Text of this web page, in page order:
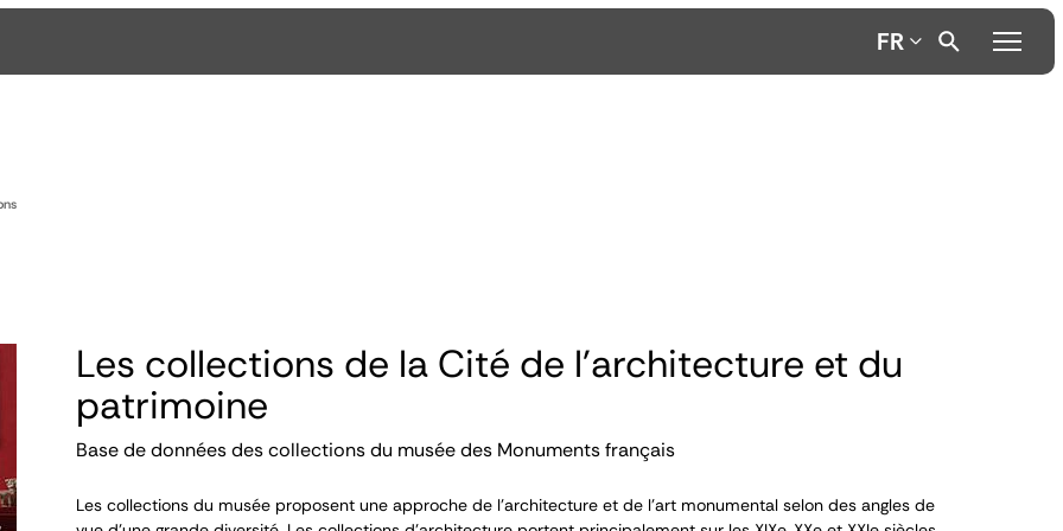
FR
Les collections de la Cité de l'architecture et du
patrimoine
Base de données des collections du musée des Monuments français
Les collections du musée proposent une approche de l’architecture et de l’art monumental selon des angles de